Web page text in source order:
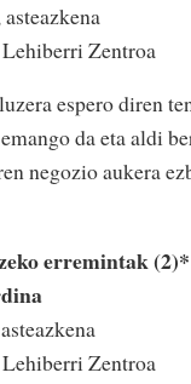
Zentroa
espero diren
da eta aldi
negozio aukera
erremintak
Zentroa